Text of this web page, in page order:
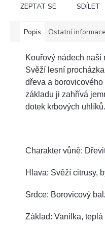
ZEPTAT SE SDÍLET
Popis Ostatní informace
Kouřový nádech naší
Svěží lesní
dřeva a
základu ji zahřívá
dotek krbových uhlíků.
Charakter vůně:
Hlava: Svěží citrusy,
Srdce: Borovicový
Základ: Vanilka,